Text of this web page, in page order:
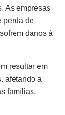
As empresas
perda de
danos à
resultar em
afetando a
famílias.